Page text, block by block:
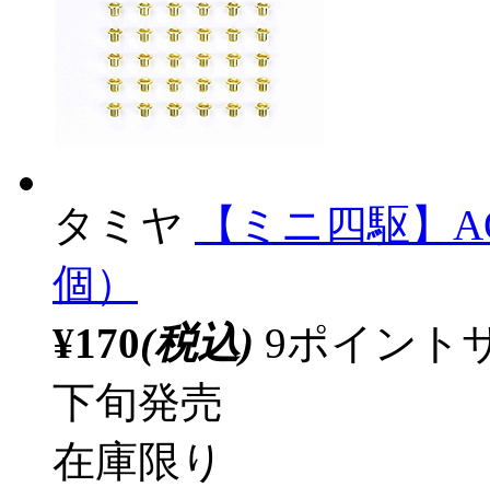
タミヤ
【ミニ四駆】
個）
¥170(税込) 9ポイント
下旬発売
在庫限り